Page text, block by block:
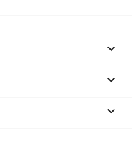


